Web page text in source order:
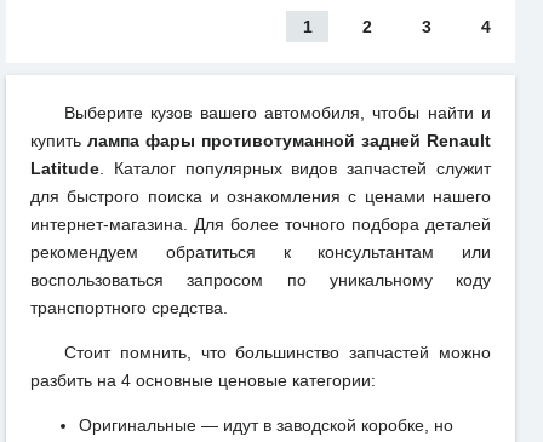
1 2 3 4
Выберите кузов вашего автомобиля, чтобы найти и
купить лампа фары противотуманной задней Renault
Latitude. Каталог популярных видов запчастей служит
для быстрого поиска и ознакомления с ценами нашего
интернет-магазина. Для более точного подбора деталей
рекомендуем обратиться к консультантам или
воспользоваться запросом по уникальному коду
транспортного средства.
Стоит помнить, что большинство запчастей можно
разбить на 4 основные ценовые категории:
Оригинальные — идут в заводской коробке, но